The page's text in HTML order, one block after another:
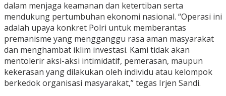
dalam menjaga keamanan dan ketertiban serta
mendukung pertumbuhan ekonomi nasional. “Operasi ini
adalah upaya konkret Polri untuk memberantas
premanisme yang mengganggu rasa aman masyarakat
dan menghambat iklim investasi. Kami tidak akan
mentolerir aksi-aksi intimidatif, pemerasan, maupun
kekerasan yang dilakukan oleh individu atau kelompok
berkedok organisasi masyarakat,” tegas Irjen Sandi.